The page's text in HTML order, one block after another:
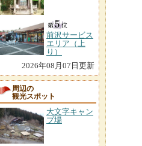
前沢サービス
エリア（上
り）
2026年08月07日更新
周辺の
観光スポット
大文字キャン
プ場